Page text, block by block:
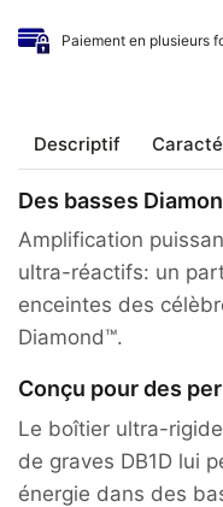
Paiement en plusieurs
Descriptif
Des basses
Amplification
ultra-réactifs: un
enceintes des
Diamond™.
Conçu pour des
Le boîtier ultra-
de graves DB1D lui
énergie dans des